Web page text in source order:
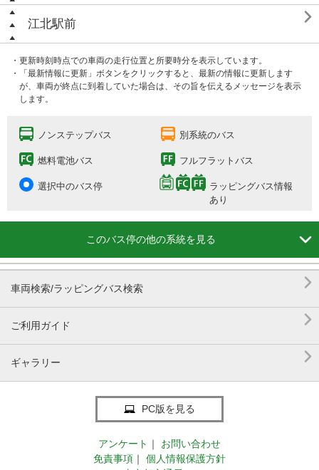
江北駅前 
・更新時刻時点での車両の走行位置と所要時分を表示しています。
・「最新情報に更新」ボタンをクリックすると、最新の情報に更新します
が、車両が終点に到着していた場合は、その旨を伝えるメッセージを表示
します。
ノンステップバス 別系統のバス
燃料電池バス フルフラットバス
選択中のバス停
ラッピングバス情報
あり
このバス停の他の系統を見る 
車両検索/ラッピングバス検索 
ご利用ガイド 
ギャラリー 
PC版を見る
アンケート ｜
お問い合わせ
免責事項 ｜
個人情報保護方針